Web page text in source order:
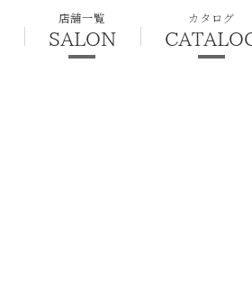
店舗一覧
SALON
カタログ